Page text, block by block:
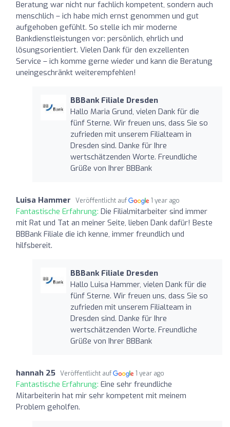
Beratung war nicht nur fachlich kompetent, sondern auch
menschlich – ich habe mich ernst genommen und gut
aufgehoben gefühlt. So stelle ich mir moderne
Bankdienstleistungen vor: persönlich, ehrlich und
lösungsorientiert. Vielen Dank für den exzellenten
Service – ich komme gerne wieder und kann die Beratung
uneingeschränkt weiterempfehlen!
BBBank Filiale Dresden
Hallo Maria Grund, vielen Dank für die
fünf Sterne. Wir freuen uns, dass Sie so
zufrieden mit unserem Filialteam in
Dresden sind. Danke für Ihre
wertschätzenden Worte. Freundliche
Grüße von Ihrer BBBank
Luisa Hammer Veröffentlicht auf 1 year ago
Fantastische Erfahrung: Die Filialmitarbeiter sind immer
mit Rat und Tat an meiner Seite, lieben Dank dafür! Beste
BBBank Filiale die ich kenne, immer freundlich und
hilfsbereit.
BBBank Filiale Dresden
Hallo Luisa Hammer, vielen Dank für die
fünf Sterne. Wir freuen uns, dass Sie so
zufrieden mit unserem Filialteam in
Dresden sind. Danke für Ihre
wertschätzenden Worte. Freundliche
Grüße von Ihrer BBBank
hannah 25 Veröffentlicht auf 1 year ago
Fantastische Erfahrung: Eine sehr freundliche
Mitarbeiterin hat mir sehr kompetent mit meinem
Problem geholfen.